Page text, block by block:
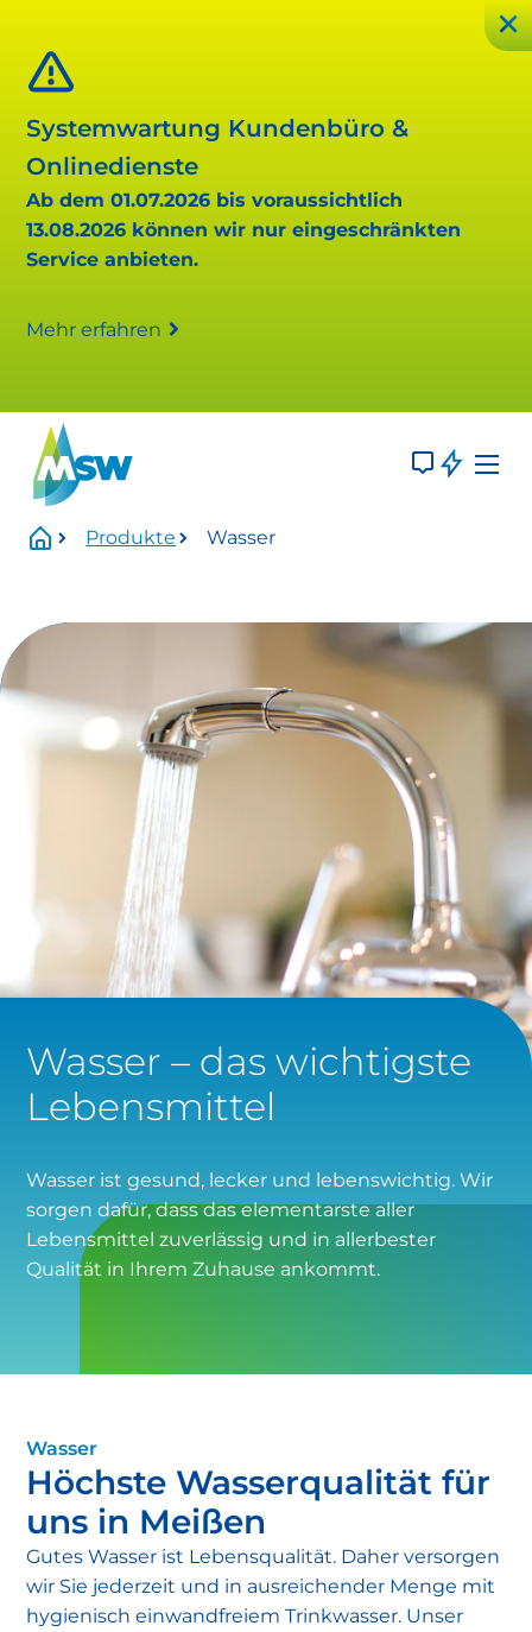
Systemwartung Kundenbüro &
Onlinedienste
Ab dem 01.07.2026 bis voraussichtlich
13.08.2026 können wir nur eingeschränkten
Service anbieten.
Mehr erfahren
Donnerstag, 13.08.2026 Uhr.
Betroffen:
Onlineservice
eingeschränkt verfügbar
https://www.stadtwerke-
meissen.de/formularservice/
info@stadtwerke-meissen.de
Warum diese Wartung wichtig ist:
Produkte Wasser
Wasser – das wichtigste
Lebensmittel
Wasser ist gesund, lecker und lebenswichtig. Wir
sorgen dafür, dass das elementarste aller
Lebensmittel zuverlässig und in allerbester
Qualität in Ihrem Zuhause ankommt.
Höchste Wasserqualität für
uns in Meißen
Wasser
Gutes Wasser ist Lebensqualität. Daher versorgen
wir Sie jederzeit und in ausreichender Menge mit
hygienisch einwandfreiem Trinkwasser. Unser